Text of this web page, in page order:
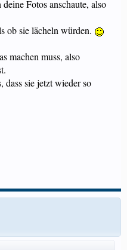
Fotos anschaute, also
ob sie lächeln würden.
machen muss, also
dass sie jetzt wieder so